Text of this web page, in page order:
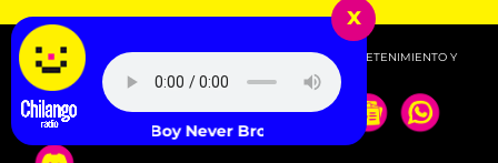
© 2026 SOPITAS.COM - MÚSICA, NOTICIAS, DEPORTES, ENTRETENIMIENTO Y
MÁS!.
x
YoungBoy Never Broke Again - Priorities